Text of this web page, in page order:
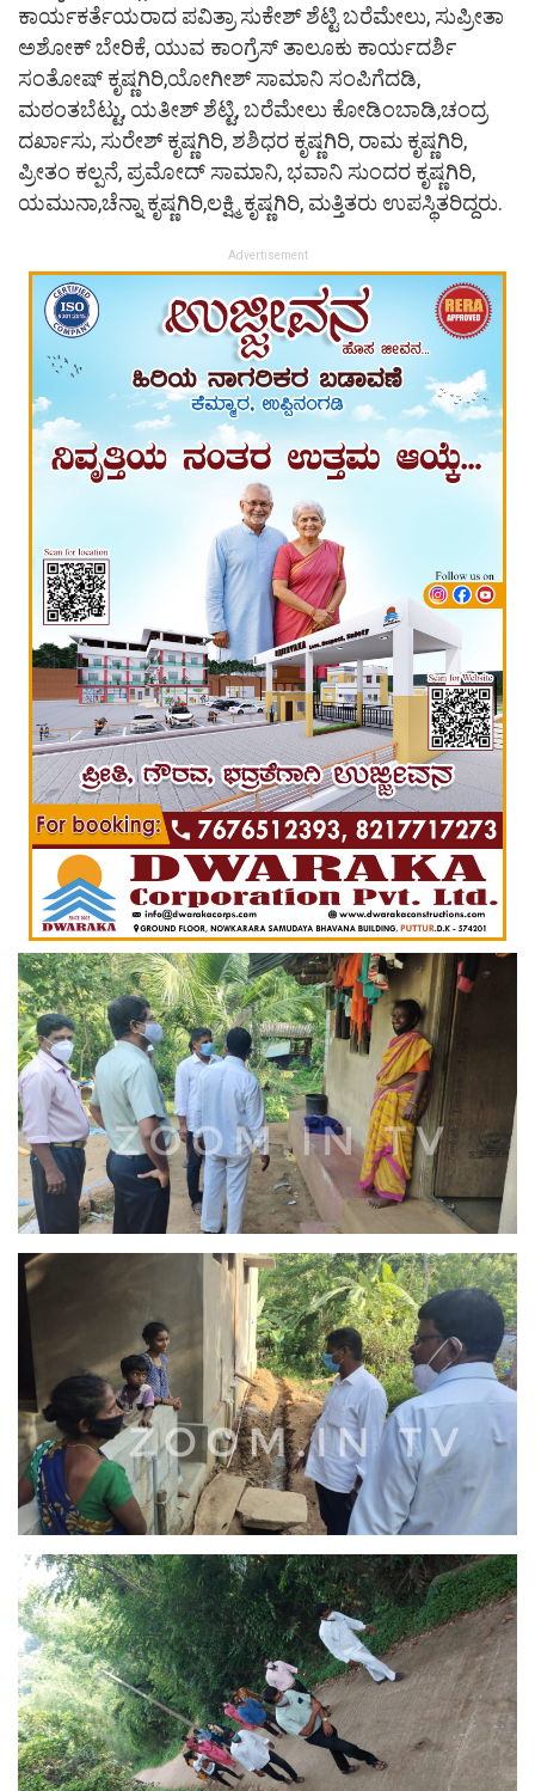
ಕಾರ್ಯಕರ್ತೆಯರಾದ ಪವಿತ್ರಾ ಸುಕೇಶ್ ಶೆಟ್ಟಿ ಬರೆಮೇಲು, ಸುಪ್ರೀತಾ
ಅಶೋಕ್ ಬೇರಿಕೆ, ಯುವ ಕಾಂಗ್ರೆಸ್ ತಾಲೂಕು ಕಾರ್ಯದರ್ಶಿ
ಸಂತೋಷ್ ಕೃಷ್ಣಗಿರಿ,ಯೋಗೀಶ್ ಸಾಮಾನಿ ಸಂಪಿಗೆದಡಿ,
ಮಠಂತಬೆಟ್ಟು, ಯತೀಶ್ ಶೆಟ್ಟಿ, ಬರೆಮೇಲು ಕೋಡಿಂಬಾಡಿ,ಚಂದ್ರ
ದರ್ಖಾಸು, ಸುರೇಶ್ ಕೃಷ್ಣಗಿರಿ, ಶಶಿಧರ ಕೃಷ್ಣಗಿರಿ, ರಾಮ ಕೃಷ್ಣಗಿರಿ,
ಪ್ರೀತಂ ಕಲ್ಪನೆ, ಪ್ರಮೋದ್ ಸಾಮಾನಿ, ಭವಾನಿ ಸುಂದರ ಕೃಷ್ಣಗಿರಿ,
ಯಮುನಾ,ಚೆನ್ನಾ ಕೃಷ್ಣಗಿರಿ,ಲಕ್ಷ್ಮಿ ಕೃಷ್ಣಗಿರಿ, ಮತ್ತಿತರು ಉಪಸ್ಥಿತರಿದ್ದರು.
Advertisement